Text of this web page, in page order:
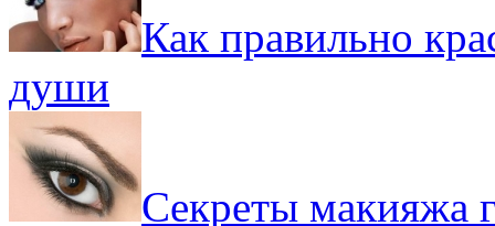
Как правильно
души
Секреты макияжа